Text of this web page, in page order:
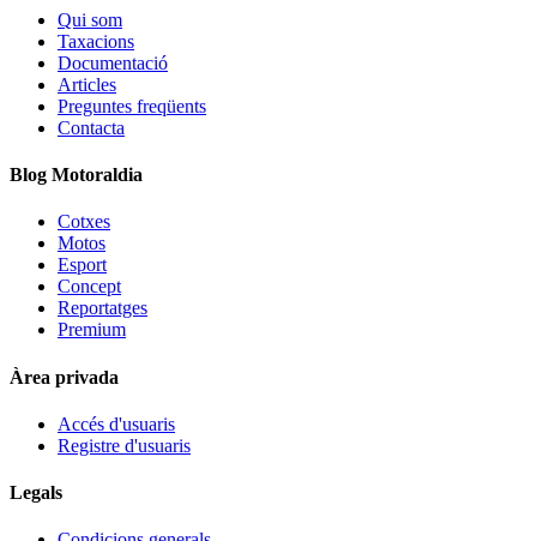
Qui som
Taxacions
Documentació
Articles
Preguntes freqüents
Contacta
Blog Motoraldia
Cotxes
Motos
Esport
Concept
Reportatges
Premium
Àrea privada
Accés d'usuaris
Registre d'usuaris
Legals